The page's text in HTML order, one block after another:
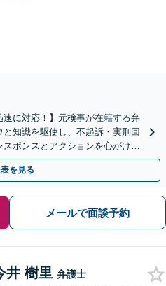
速に対応！】元検事が在籍する弁
知識を駆使し、不起訴・実刑回
ポンスとアクションを心がけ、
可】
を見る
メールで面談予約
井 樹里 弁護士